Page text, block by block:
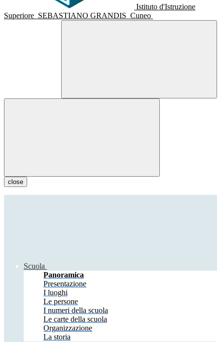
Istituto d'Istruzione
Superiore SEBASTIANO GRANDIS Cuneo
close
Scuola
Panoramica
Presentazione
I luoghi
Le persone
I numeri della scuola
Le carte della scuola
Organizzazione
La storia